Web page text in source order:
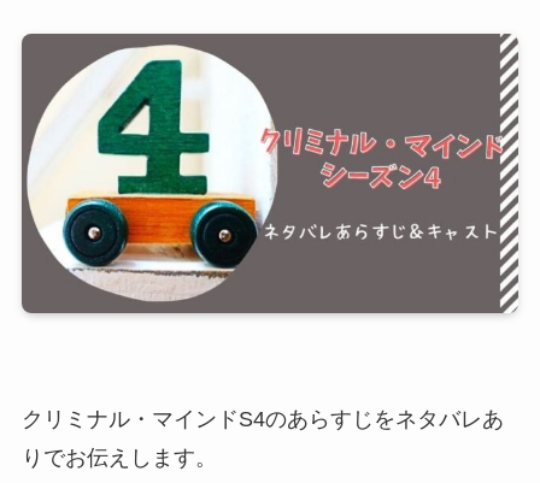
クリミナル・マインドS4のあらすじをネタバレあ
りでお伝えします。